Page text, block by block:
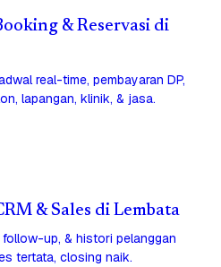
& Reservasi di
real-time, pembayaran DP,
lapangan, klinik, & jasa.
& Sales di Lembata
up, & histori pelanggan
tertata, closing naik.